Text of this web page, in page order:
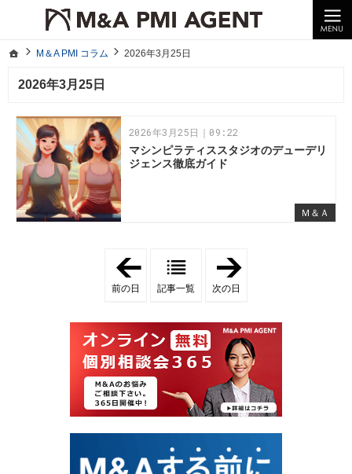
ホームM＆A PMI コラム 2026年3月25日
2026年3月25日
10年以上の経験。企業の経営統合や売却はM＆A PMI AGENTへ。
M＆A PMI コラム｜M＆A・PMI・事業承継のポイントや成功事例をわかりやすくご紹介
Ｍ＆Ａ
2026年3月25日｜09:22
マシンピラティススタジオのデューデリ
ジェンス徹底ガイド
3
月
4
日
」
前の日 記事一覧
3
月
2
6
日
」
次の日
ホームM＆A PMI コラム 2026年3月25日